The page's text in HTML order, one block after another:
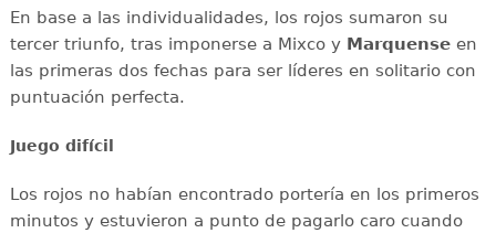
En base a las individualidades, los rojos sumaron su
tercer triunfo, tras imponerse a Mixco y Marquenseen
las primeras dos fechas para ser líderes en solitario con
puntuación perfecta.
Juego difícil
Los rojos no habían encontrado portería en los primeros
minutos y estuvieron a punto de pagarlo caro cuando